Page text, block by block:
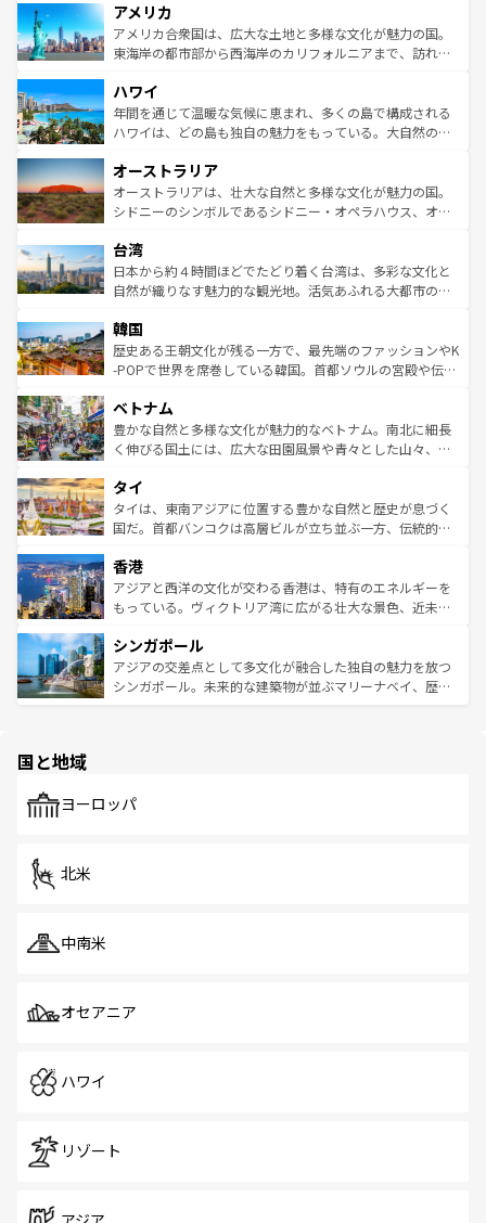
ンツ一覧を参照してほしい。
の建物がそのまま残る町や、スイスならではのユニークな
博物館もあり、アルプス観光だけでなく町歩きも満喫する
ことができる。国民の所得が高いため物価も高いが、旅行
ば市内交通費無料で観光を楽しむこともできる。 なお、新
着のスイス情報はコンテンツ一覧 を参照してほしい。
アメリカ
アメリカ合衆国は、広大な土地と多様な文化が魅力の国。
東海岸の都市部から西海岸のカリフォルニアまで、訪れる
のような巨大都市は、観光、ショッピング、エンターテイ
ンメントが詰まった刺激的なスポットだ。一方、アメリカ
西部には大自然が広がり、グランドキャニオンやイエロー
部のニューオーリンズでは、音楽と美食が融合した独特の
文化が魅力。旅行者はアメリカの各地域で異なる魅力を楽
しみながら、その多様性と豊かな歴史を感じることができ
ならではの贅沢な旅のスタイルだ。 なお、新着のアメリカ
情報はコンテンツ一覧を参照してほしい。
ハワイ
年間を通じて温暖な気候に恵まれ、多くの島で構成される
ハワイは、どの島も独自の魅力をもっている。大自然の神
ワイ島は見逃せない。また、定番の観光地といえばオアフ
島だが、静かな自然を求めるならマウイ島やカウアイ島が
おすすめ。エメラルドグリーンに輝く海をはじめ、豊かな
れるおもてなしの心で訪れる人々を迎えてくれるハワイの
人々、おいしいローカルフードやハワイアンミュージッ
ク、伝統的なフラダンスなど、すべてがハワイの魅力を彩
ワイを、存分に味わってほしい。 なお、新着のハワイ情報
はコンテンツ一覧を参照してほしい。
オーストラリア
オーストラリアは、壮大な自然と多様な文化が魅力の国。
シドニーのシンボルであるシドニー・オペラハウス、オー
リアリーフや大陸中央部にそびえるウルル（エアーズロッ
ク）、タスマニアの美しい原生林やケアンズの熱帯雨林な
ど、見どころがたくさん。また、カフェやワイン、オージ
いる。アクティビティも充実しており、サーフィンやダイ
ビング、ハイキングなど、アウトドア好きにはたまらな
い。オーストラリアの多彩な魅力を存分に味わいつくそ
参照してほしい。
台湾
日本から約４時間ほどでたどり着く台湾は、多彩な文化と
自然が織りなす魅力的な観光地。活気あふれる大都市の台
ン）、静ひつな山岳地帯である台湾東部など、都市の喧騒
と山間の静けさが共存しており、訪れる人に新しい発見と
驚きをもたらしてくれる。また、奥深い台湾の食文化も魅
容にもいいと評判のスイーツなど、バラエティ豊かな料理
が味わえる。 なお、新着の台湾情報は コンテンツ一覧を参
照してほしい。
韓国
歴史ある王朝文化が残る一方で、最先端のファッションやK
-POPで世界を席巻している韓国。首都ソウルの宮殿や伝統
き、地方に足を延ばせば四季折々の自然美を楽しむことが
できる。そして、キムチや焼肉、絶品のストリートフード
まで、さまざまな韓国料理が待っている。夜には、韓国な
リティに包まれながら、韓国の多彩な魅力を心ゆくまで味
わってみてほしい。 なお、新着の韓国情報はコンテンツ一
覧を参照してほしい。
ベトナム
豊かな自然と多様な文化が魅力的なベトナム。南北に細長
く伸びる国土には、広大な田園風景や青々とした山々、世
急速な発展と共に伝統が息づく。ハノイの古い町並みやホ
ーチミン市のフランス統治時代の建物も、独特の雰囲気を
醸し出している。また、バラエティの豊かさとおいしさで
とつ。フォーやバインミー、ベトナムコーヒーなどは、ぜ
ひ現地で味わいたい。どの地域を訪れてもあたたかい人々
が旅行者を迎えてくれるので、きっと忘れられない旅にな
参照してほしい。
タイ
タイは、東南アジアに位置する豊かな自然と歴史が息づく
国だ。首都バンコクは高層ビルが立ち並ぶ一方、伝統的な
の活気が交差している。北部ではチェンマイなどの山岳地
帯で自然と触れ合い、南部ではプーケットやクラビの美し
いビーチでリゾート気分を楽しむことができる。タイ料理
激する。気候は一年中温暖で、どの季節にも異なる楽しみ
が待っている。親しみやすいタイの人々、仏教を中心とし
た文化、そして多様な観光資源が、訪れる旅人を魅了し続
香港
アジアと西洋の文化が交わる香港は、特有のエネルギーを
もっている。ヴィクトリア湾に広がる壮大な景色、近未来
み、どこを訪れても感動するはず。観光スポットが密集し
ており、効率よく見どころを回れるのも魅力。息をのむよ
うな絶景から文化的な体験まで、香港を存分に楽しみ尽く
シンガポール
アジアの交差点として多文化が融合した独自の魅力を放つ
シンガポール。未来的な建築物が並ぶマリーナベイ、歴史
で、ホーカーズは地元の風情を楽しめる外せないスポット
国と地域
ヨーロッパ
北米
中南米
オセアニア
ハワイ
リゾート